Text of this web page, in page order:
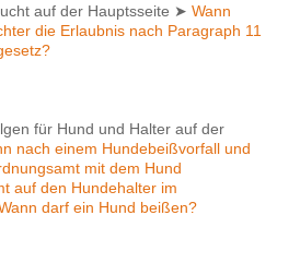
auf der Hauptsseite ➤ Wann
die Erlaubnis nach Paragraph 11
für Hund und Halter auf der
nach einem Hundebeißvorfall und
mit dem Hund
auf den Hundehalter im
darf ein Hund beißen?